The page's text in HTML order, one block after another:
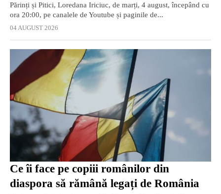
Părinți și Pitici, Loredana Iriciuc, de marți, 4 august, începând cu
ora 20:00, pe canalele de Youtube și paginile de...
04 AUGUST 2026
Ce îi face pe copiii românilor din
diaspora să rămână legați de România